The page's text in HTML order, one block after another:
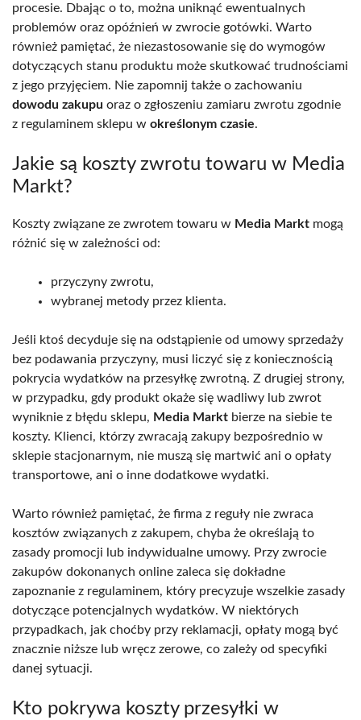
procesie. Dbając o to, można uniknąć ewentualnych
problemów oraz opóźnień w zwrocie gotówki. Warto
również pamiętać, że niezastosowanie się do wymogów
dotyczących stanu produktu może skutkować trudnościami
z jego przyjęciem. Nie zapomnij także o zachowaniu
dowodu zakupu oraz o zgłoszeniu zamiaru zwrotu zgodnie
z regulaminem sklepu w określonym czasie.
Jakie są koszty zwrotu towaru w Media
Markt?
Koszty związane ze zwrotem towaru w Media Markt mogą
różnić się w zależności od:
przyczyny zwrotu,
wybranej metody przez klienta.
Jeśli ktoś decyduje się na odstąpienie od umowy sprzedaży
bez podawania przyczyny, musi liczyć się z koniecznością
pokrycia wydatków na przesyłkę zwrotną. Z drugiej strony,
w przypadku, gdy produkt okaże się wadliwy lub zwrot
wyniknie z błędu sklepu, Media Markt bierze na siebie te
koszty. Klienci, którzy zwracają zakupy bezpośrednio w
sklepie stacjonarnym, nie muszą się martwić ani o opłaty
transportowe, ani o inne dodatkowe wydatki.
Warto również pamiętać, że firma z reguły nie zwraca
kosztów związanych z zakupem, chyba że określają to
zasady promocji lub indywidualne umowy. Przy zwrocie
zakupów dokonanych online zaleca się dokładne
zapoznanie z regulaminem, który precyzuje wszelkie zasady
dotyczące potencjalnych wydatków. W niektórych
przypadkach, jak choćby przy reklamacji, opłaty mogą być
znacznie niższe lub wręcz zerowe, co zależy od specyfiki
danej sytuacji.
Kto pokrywa koszty przesyłki w